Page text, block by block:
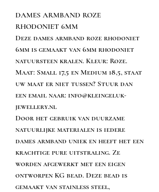
DAMES ARMBAND ROZE
RHODONIET 6MM
Deze dames armband roze rhodoniet
6mm is gemaakt van 6mm rhodoniet
natuursteen kralen. Kleur: Roze.
Maat: Small 17,5 en Medium 18,5, staat
uw maat er niet tussen? Stuur dan
een email naar: info@kleingeluk-
jewellery.nl
Door het gebruik van duurzame
natuurlijke materialen is iedere
dames armband uniek en heeft het een
krachtige pure uitstraling. Ze
worden afgewerkt met een eigen
ontworpen KG bead. Deze bead is
gemaakt van stainless steel,